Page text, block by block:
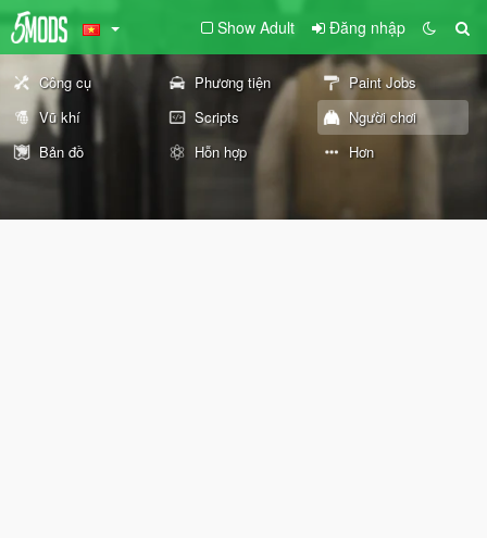
Show Adult Đăng nhập
Công cụ Phương tiện
Paint Jobs
Vũ khí
Scripts
Người chơi
Bản đồ
Hỗn hợp Hơn